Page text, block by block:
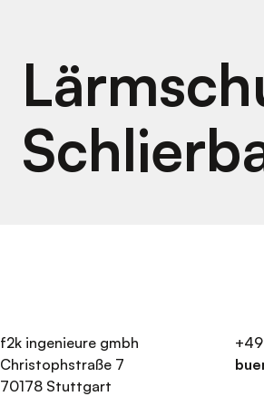
f2k ingenieure gmbh
Christophstraße 7
70178 Stuttgart